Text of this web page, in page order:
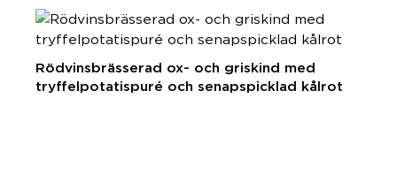
Rödvinsbrässerad ox- och griskind med
tryffelpotatispuré och senapspicklad kålrot